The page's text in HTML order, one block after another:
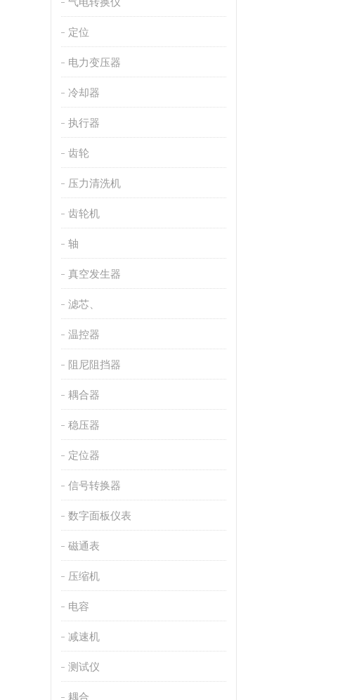
定位
电力变压器
冷却器
执行器
齿轮
压力清洗机
齿轮机
轴
真空发生器
滤芯、
温控器
阻尼阻挡器
耦合器
稳压器
定位器
信号转换器
数字面板仪表
磁通表
压缩机
电容
减速机
测试仪
耦合